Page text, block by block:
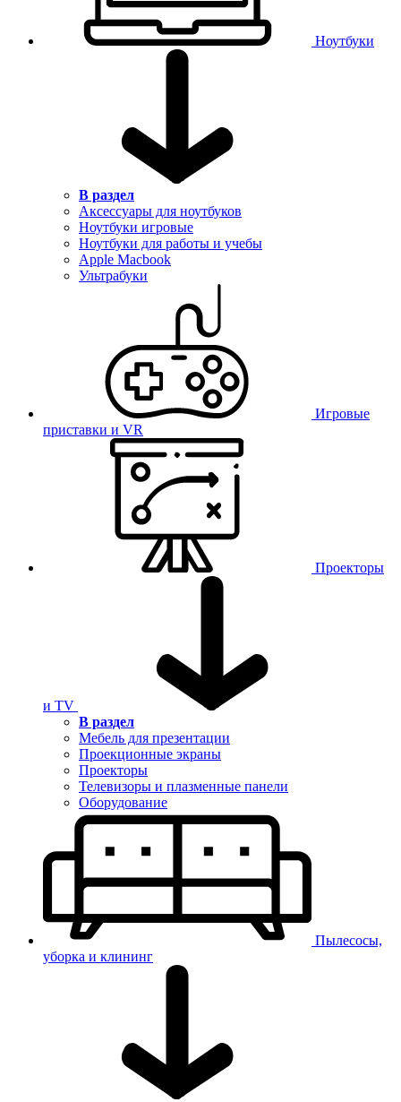
Ноутбуки
В раздел
Аксессуары для ноутбуков
Ноутбуки игровые
Ноутбуки для работы и учебы
Apple Macbook
Ультрабуки
Игровые
приставки и VR
Проекторы
и TV
В раздел
Мебель для презентации
Проекционные экраны
Проекторы
Телевизоры и плазменные панели
Оборудование
Пылесосы,
уборка и клининг